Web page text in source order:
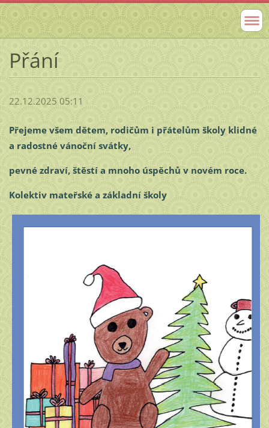
Přání
22.12.2025 05:11
Přejeme všem dětem, rodičům i přátelům školy klidné
a radostné vánoční svátky,
pevné zdraví, štěstí a mnoho úspěchů v novém roce.
Kolektiv mateřské a základní školy